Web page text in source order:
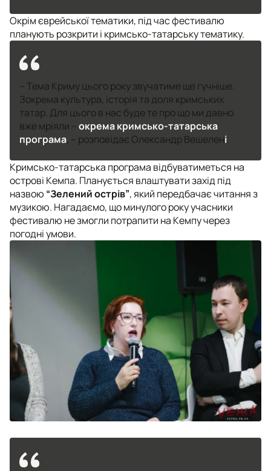
Окрім єврейської тематики, під час фестивалю
планують розкрити і кримсько-татарську тематику.
– Тема Криму цього року звучатиме ще гучніше.
Зокрема культура, історія та доля кримських
татар. Для цього в нас буде те про що ми давно
вже мріяли –
окрема кримсько-татарська
програма, – розповідає Олександр Вешелені.
Кримсько-татарська програма відбуватиметься на
острові Кемпа. Планується влаштувати захід під
назвою “Зелений острів”, який передбачає читання з
музикою. Нагадаємо, що минулого року учасники
фестивалю не змогли потрапити на Кемпу через
погодні умови.